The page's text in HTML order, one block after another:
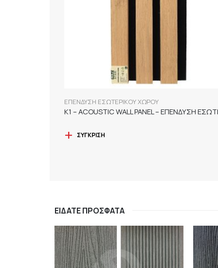
ΕΠΕΝΔΥΣΗ ΕΣΩΤΕΡΙΚΟΥ ΧΩΡΟΥ
ΣΎΓΚΡΙΣΗ
ΕΊΔΑΤΕ ΠΡΌΣΦΑΤΑ